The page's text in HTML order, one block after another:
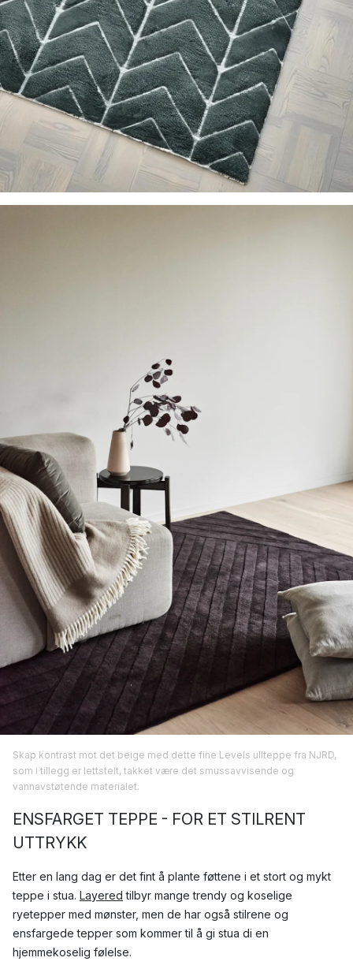
Skap kontrast mot det beige med dette fine Levels ullteppe fra NJRD,
som i tillegg er lettstelt, takket være det smussavvisende og
vannavstøtende materialet.
ENSFARGET TEPPE - FOR ET STILRENT
UTTRYKK
Etter en lang dag er det fint å plante føttene i et stort og mykt
teppe i stua. Layered tilbyr mange trendy og koselige
ryetepper med mønster, men de har også stilrene og
ensfargede tepper som kommer til å gi stua di en
hjemmekoselig følelse.